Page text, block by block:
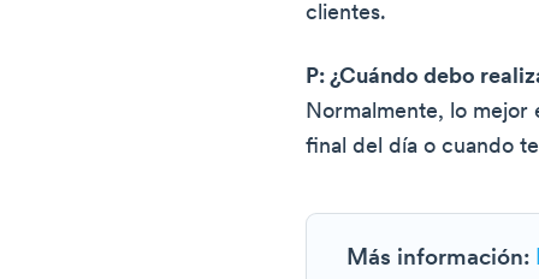
clientes.
P: ¿Cuándo debo
Normalmente, lo mejor
final del día o cuando
Más información: